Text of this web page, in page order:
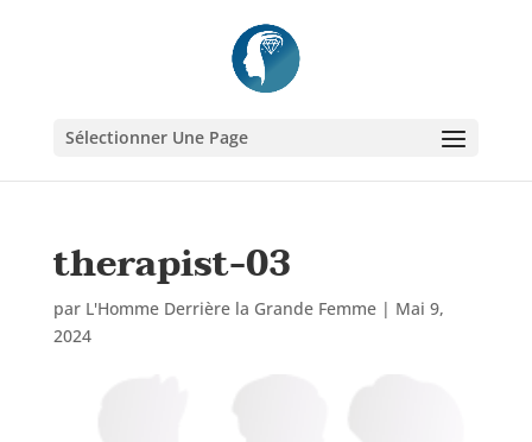
Sélectionner Une Page
therapist-03
par L'Homme Derrière la Grande Femme| Mai 9,
2024